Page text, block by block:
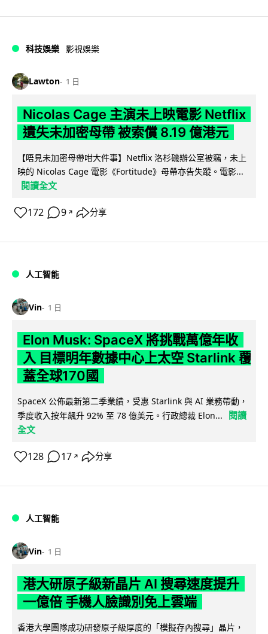
科技娛樂 影視娛樂
Lawton 1 日
Nicolas Cage 主演未上映電影 Netflix
遺失未加密母帶 被索償 8.19 億港元
【唔見未加密母帶咁大件事】Netflix 洛杉磯辦公室被竊，未上
映的 Nicolas Cage 電影《Fortitude》母帶亦告失蹤。電影...
閱讀全文
172 9 ↗ 分享
人工智能
Vin 1 日
Elon Musk: SpaceX 將挑戰萬億年收
入 目標明年數據中心上太空 Starlink 覆
蓋全球170國
SpaceX 公佈最新第二季業績，受惠 Starlink 與 AI 業務帶動，
季度收入按年飆升 92% 至 78 億美元。行政總裁 Elon...
閱讀
全文
128 17 ↗ 分享
人工智能
Vin 1 日
港大研原子級新晶片 AI 搜尋速度提升
一億倍 手機人臉識別免上雲端
香港大學團隊成功研發原子級厚度的「模擬存內搜尋」晶片，